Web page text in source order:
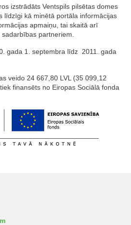
izstrādāts Ventspils pilsētas domes
līdzīgi kā minētā portāla informācijas
apmaiņu, tai skaitā arī
partneriem.
gada 1. septembra līdz 2011. gada
veido 24 667,80 LVL (35 099,12
finansēts no Eiropas Sociālā fonda